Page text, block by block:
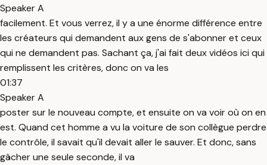
Speaker A
facilement. Et vous verrez, il y a une énorme différence entre
les créateurs qui demandent aux gens de s'abonner et ceux
qui ne demandent pas. Sachant ça, j'ai fait deux vidéos ici qui
remplissent les critères, donc on va les
01:37
Speaker A
poster sur le nouveau compte, et ensuite on va voir où on en
est. Quand cet homme a vu la voiture de son collègue perdre
le contrôle, il savait qu'il devait aller le sauver. Et donc, sans
gâcher une seule seconde, il va